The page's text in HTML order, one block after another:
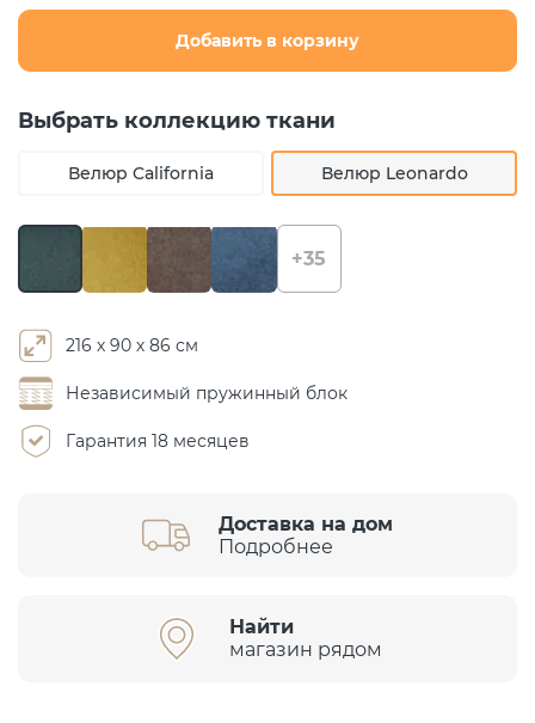
Добавить в корзину
Выбрать коллекцию ткани
Велюр California Велюр Leonardo
+35
216 х 90 х 86 см
Независимый пружинный блок
Гарантия 18 месяцев
Доставка на дом
Подробнее
Найти
магазин рядом